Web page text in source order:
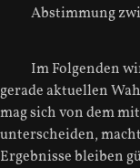
Abstimmung
Im Folgenden
gerade aktuellen
mag sich von dem
unterscheiden,
Ergebnisse bleiben